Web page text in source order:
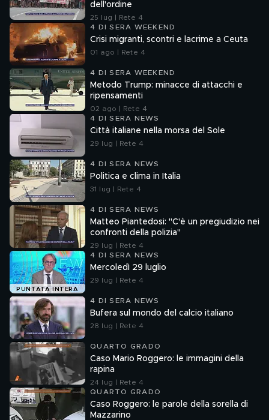
dell'ordine
25 lug | Rete 4
4 DI SERA WEEKEND
Crisi migranti, scontri e lacrime a Ceuta
01 ago | Rete 4
4 DI SERA WEEKEND
Metodo Trump: minacce di attacchi e
ripensamenti
02 ago | Rete 4
4 DI SERA NEWS
Città italiane nella morsa del Sole
29 lug | Rete 4
4 DI SERA NEWS
Politica e clima in Italia
31 lug | Rete 4
4 DI SERA NEWS
Matteo Piantedosi: "C'è un pregiudizio nei
confronti della polizia"
29 lug | Rete 4
PUNTATA INTERA
4 DI SERA NEWS
Mercoledì 29 luglio
29 lug | Rete 4
4 DI SERA NEWS
Bufera sul mondo del calcio italiano
28 lug | Rete 4
QUARTO GRADO
Caso Mario Roggero: le immagini della
rapina
24 lug | Rete 4
QUARTO GRADO
Caso Roggero: le parole della sorella di
Mazzarino